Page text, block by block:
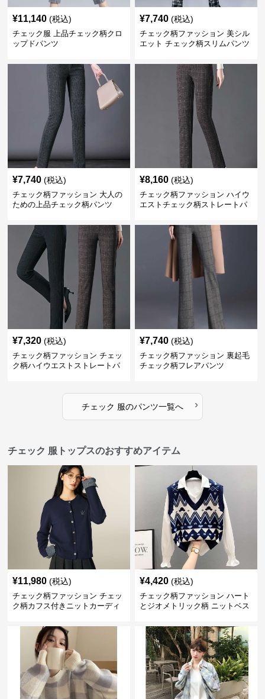
¥11,140 (税込)
チェック服 上品チェック柄クロ
ップドパンツ
¥7,740 (税込)
チェック柄ファッション 美シル
エット チェック柄スリムパンツ
¥7,740 (税込)
チェック柄ファッション 大人の
ための上品チェック柄パンツ
¥8,160 (税込)
チェック柄ファッション ハイウ
エストチェック柄ストレートパ
¥7,320 (税込)
チェック柄ファッション チェッ
ク柄ハイウエストストレートパ
¥7,740 (税込)
チェック柄ファッション 裏起毛
チェック柄フレアパンツ
チェック 服のパンツ一覧へ ›
チェック 服トップスのおすすめアイテム
¥11,980 (税込)
チェック柄ファッション チェッ
ク柄カフス付きニットカーディ
¥4,420 (税込)
チェック柄ファッション ハート
とジオメトリック柄 ニットベス